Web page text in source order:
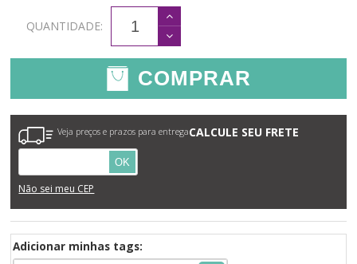
QUANTIDADE:
COMPRAR
CALCULE SEU FRETE
Veja preços e prazos para entrega
OK
Não sei meu CEP
Adicionar minhas tags: